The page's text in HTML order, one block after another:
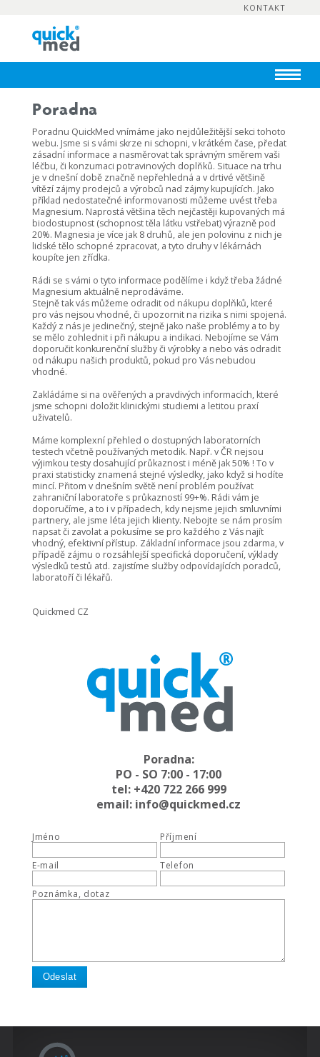
KONTAKT
Poradna
Poradnu QuickMed vnímáme jako nejdůležitější sekci tohoto
webu. Jsme si s vámi skrze ni schopni, v krátkém čase, předat
zásadní informace a nasměrovat tak správným směrem vaši
léčbu, či konzumaci potravinových doplňků. Situace na trhu
je v dnešní době značně nepřehledná a v drtivé většině
vítězí zájmy prodejců a výrobců nad zájmy kupujících. Jako
příklad nedostatečné informovanosti můžeme uvést třeba
Magnesium. Naprostá většina těch nejčastěji kupovaných má
biodostupnost (schopnost těla látku vstřebat) výrazně pod
20%. Magnesia je více jak 8 druhů, ale jen polovinu z nich je
lidské tělo schopné zpracovat, a tyto druhy v lékárnách
koupíte jen zřídka.
Rádi se s vámi o tyto informace podělíme i když třeba žádné
Magnesium aktuálně neprodáváme.
Stejně tak vás můžeme odradit od nákupu doplňků, které
pro vás nejsou vhodné, či upozornit na rizika s nimi spojená.
Každý z nás je jedinečný, stejně jako naše problémy a to by
se mělo zohlednit i při nákupu a indikaci. Nebojíme se Vám
doporučit konkurenční služby či výrobky a nebo vás odradit
od nákupu našich produktů, pokud pro Vás nebudou
vhodné.
Zakládáme si na ověřených a pravdivých informacích, které
jsme schopni doložit klinickými studiemi a letitou praxí
uživatelů.
Máme komplexní přehled o dostupných laboratorních
testech včetně používaných metodik. Např. v ČR nejsou
výjimkou testy dosahující průkaznost i méně jak 50% ! To v
praxi statisticky znamená stejné výsledky, jako když si hodíte
mincí. Přitom v dnešním světě není problém používat
zahraniční laboratoře s průkazností 99+%. Rádi vám je
doporučíme, a to i v případech, kdy nejsme jejich smluvními
partnery, ale jsme léta jejich klienty. Nebojte se nám prosím
napsat či zavolat a pokusíme se pro každého z Vás najít
vhodný, efektivní přístup. Základní informace jsou zdarma, v
případě zájmu o rozsáhlejší specifická doporučení, výklady
výsledků testů atd. zajistíme služby odpovídajících poradců,
laboratoří či lékařů.
Quickmed CZ
Poradna:
PO - SO 7:00 - 17:00
tel: +420 722 266 999
email: info@quickmed.cz
Jméno Příjmení
E-mail Telefon
Poznámka, dotaz
Odeslat